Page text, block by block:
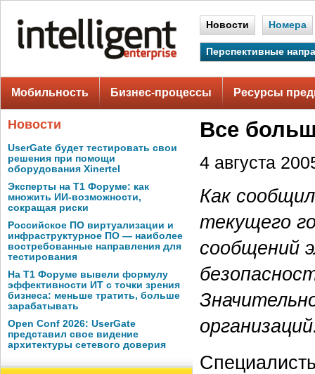
Новости Номера
Перспективные
Мобильность Бизнес-процессы Ресурсы
Новости
UserGate будет тестировать свои
решения при помощи
оборудования Xinertel
Эксперты на Т1 Форуме: как
множить ИИ-возможности,
сокращая риски
Российское ПО виртуализации и
инфраструктурное ПО — наиболее
востребованные направления для
тестирования
На Т1 Форуме вывели формулу
эффективности ИТ с точки зрения
бизнеса: меньше тратить, больше
зарабатывать
Open Conf 2026: UserGate
представил свое видение
архитектуры сетевого доверия
Все
4 августа
Как
текущего
сообщений